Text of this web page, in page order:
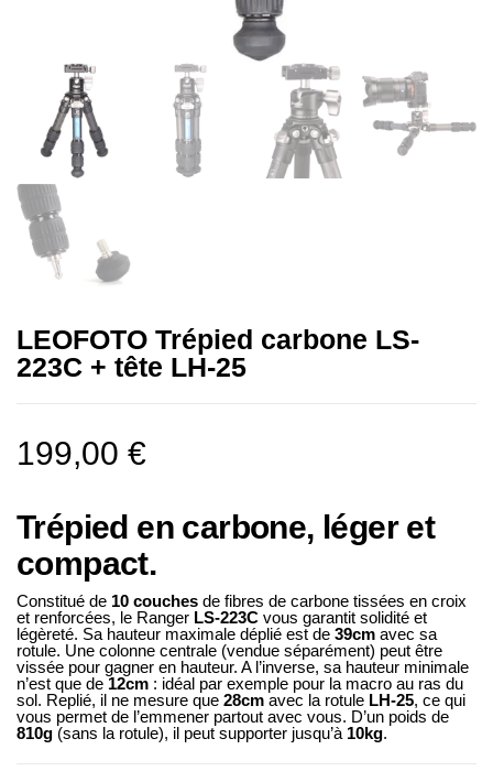
LEOFOTO Trépied carbone LS-
223C + tête LH-25
199,00 €
Trépied en carbone, léger et
compact.
Constitué de 10 couches de fibres de carbone tissées en croix
et renforcées, le Ranger LS-223C vous garantit solidité et
légèreté. Sa hauteur maximale déplié est de 39cm avec sa
rotule. Une colonne centrale (vendue séparément) peut être
vissée pour gagner en hauteur. A l’inverse, sa hauteur minimale
n’est que de 12cm : idéal par exemple pour la macro au ras du
sol. Replié, il ne mesure que 28cm avec la rotule LH-25, ce qui
vous permet de l’emmener partout avec vous. D’un poids de
810g (sans la rotule), il peut supporter jusqu’à 10kg.